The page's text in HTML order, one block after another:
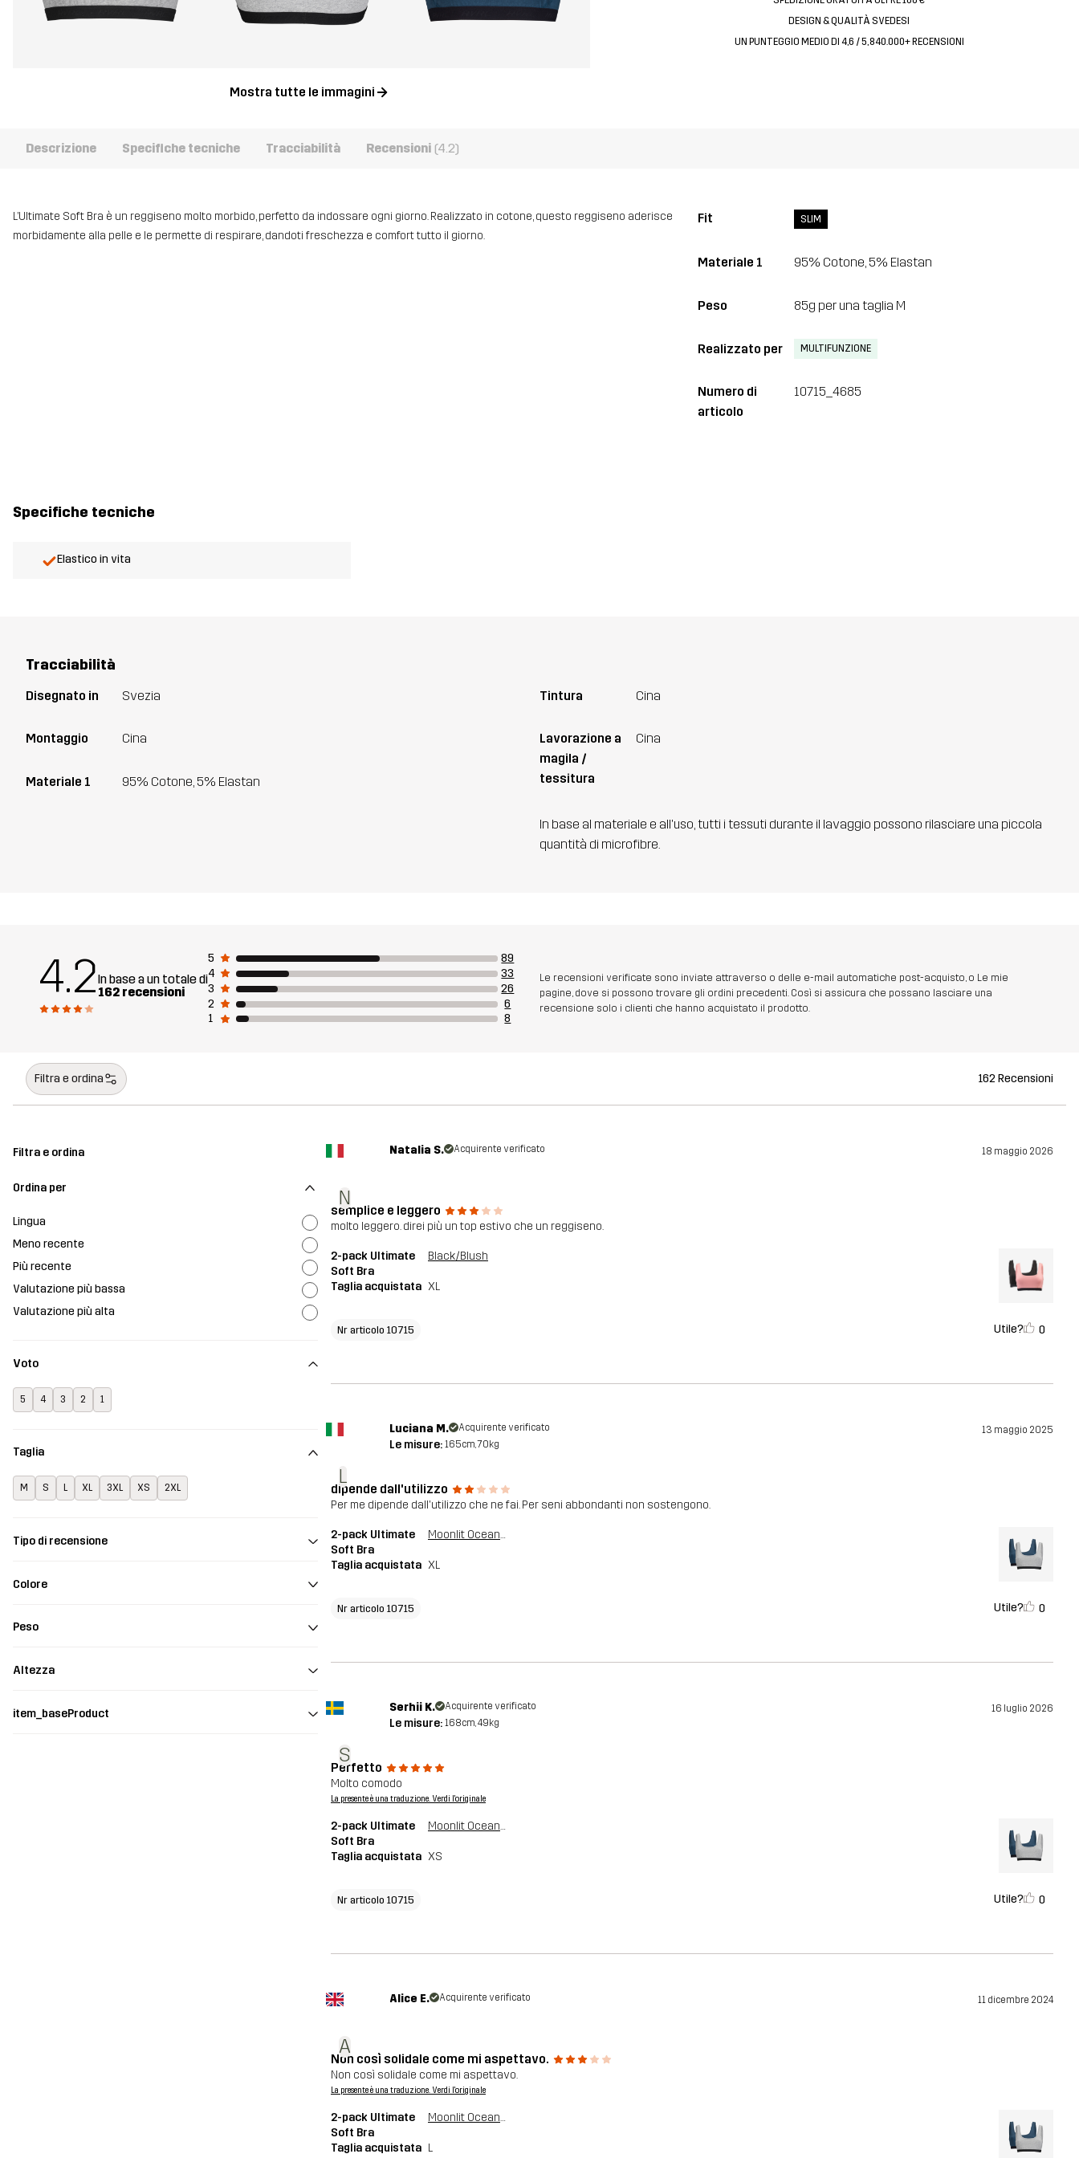
Mostra tutte le immagini
DESIGN & QUALITÀ SVEDESI
UN PUNTEGGIO MEDIO DI 4,6 / 5, 840.000+ RECENSIONI
Descrizione Specifiche tecniche Tracciabilità Recensioni (4.2)
L’Ultimate Soft Bra è un reggiseno molto morbido, perfetto da indossare ogni giorno. Realizzato in cotone, questo reggiseno aderisce
morbidamente alla pelle e le permette di respirare, dandoti freschezza e comfort tutto il giorno.
Fit SLIM
Materiale 1 95% Cotone, 5% Elastan
Peso 85g per una taglia M
Realizzato per MULTIFUNZIONE
Numero di
articolo
10715_4685
Specifiche tecniche
Elastico in vita
Tracciabilità
Disegnato in Svezia
Montaggio Cina
Materiale 1 95% Cotone, 5% Elastan
Tintura Cina
Lavorazione a
magila /
tessitura
Cina
In base al materiale e all'uso, tutti i tessuti durante il lavaggio possono rilasciare una piccola
quantità di microfibre.
4.2In base a un totale di
162 recensioni
5
89
4
33
3
26
2
6
1
8
Le recensioni verificate sono inviate attraverso o delle e-mail automatiche post-acquisto, o Le mie
pagine, dove si possono trovare gli ordini precedenti. Così si assicura che possano lasciare una
recensione solo i clienti che hanno acquistato il prodotto.
Filtra e ordina 162 Recensioni
Filtra e ordina
Ordina per
Lingua
Meno recente
Più recente
Valutazione più bassa
Valutazione più alta
Voto
5 4 3 2 1
Taglia
M S L XL 3XL XS 2XL
Tipo di recensione
Colore
Peso
Altezza
item_baseProduct
N
Natalia S. Acquirente verificato 18 maggio 2026
semplice e leggero
molto leggero. direi più un top estivo che un reggiseno.
2-pack Ultimate
Soft Bra
Black/Blush
Taglia acquistata XL
Nr articolo 10715 Utile? 0
L
Luciana M. Acquirente verificato 13 maggio 2025
Le misure: 165cm, 70kg
dipende dall'utilizzo
Per me dipende dall'utilizzo che ne fai. Per seni abbondanti non sostengono.
2-pack Ultimate
Soft Bra
Moonlit Ocean/Grey Melange
Taglia acquistata XL
Nr articolo 10715 Utile? 0
S
Serhii K. Acquirente verificato 16 luglio 2026
Le misure: 168cm, 49kg
Perfetto
Molto comodo
La presente è una traduzione. Verdi l'originale
2-pack Ultimate
Soft Bra
Moonlit Ocean/Grey Melange
Taglia acquistata XS
Nr articolo 10715 Utile? 0
A
Alice E. Acquirente verificato 11 dicembre 2024
Non così solidale come mi aspettavo.
Non così solidale come mi aspettavo.
La presente è una traduzione. Verdi l'originale
2-pack Ultimate
Soft Bra
Moonlit Ocean/Grey Melange
Taglia acquistata L